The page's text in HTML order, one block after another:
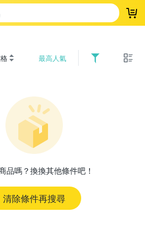
登
最高人氣
品嗎？換換其他條件吧！
清除條件再搜尋